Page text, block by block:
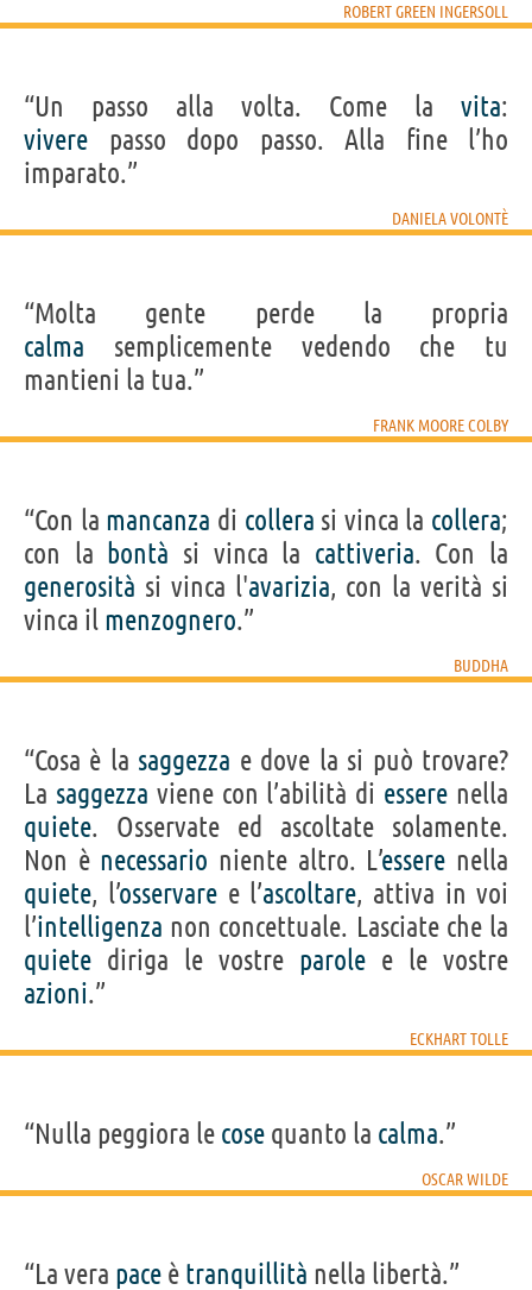
ROBERT GREEN INGERSOLL
“Un passo alla volta. Come la vita:
vivere passo dopo passo. Alla fine l’ho
imparato.”
DANIELA VOLONTÈ
“Molta gente perde la propria
calma semplicemente vedendo che tu
mantieni la tua.”
FRANK MOORE COLBY
“Con la mancanza di collera si vinca la collera;
con la bontà si vinca la cattiveria. Con la
generosità si vinca l'avarizia, con la verità si
vinca il menzognero.”
BUDDHA
“Cosa è la saggezza e dove la si può trovare?
La saggezza viene con l’abilità di essere nella
quiete. Osservate ed ascoltate solamente.
Non è necessario niente altro. L’essere nella
quiete, l’osservare e l’ascoltare, attiva in voi
l’intelligenza non concettuale. Lasciate che la
quiete diriga le vostre parole e le vostre
azioni.”
ECKHART TOLLE
“Nulla peggiora le cose quanto la calma.”
OSCAR WILDE
“La vera pace è tranquillità nella libertà.”